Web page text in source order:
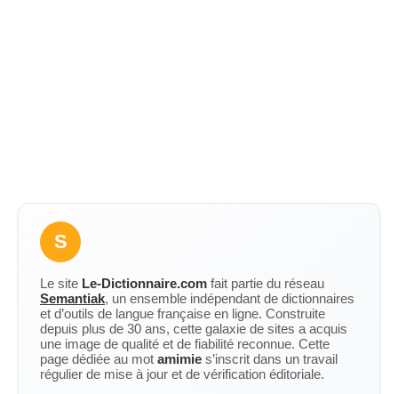
S
Le site Le-Dictionnaire.com fait partie du réseau
Semantiak, un ensemble indépendant de dictionnaires
et d’outils de langue française en ligne. Construite
depuis plus de 30 ans, cette galaxie de sites a acquis
une image de qualité et de fiabilité reconnue. Cette
page dédiée au mot amimie s’inscrit dans un travail
régulier de mise à jour et de vérification éditoriale.